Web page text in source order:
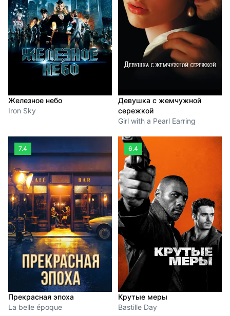
Железное небо
Iron Sky
Девушка с жемчужной
сережкой
Girl with a Pearl Earring
7.4
Прекрасная эпоха
La belle époque
6.4
Крутые меры
Bastille Day